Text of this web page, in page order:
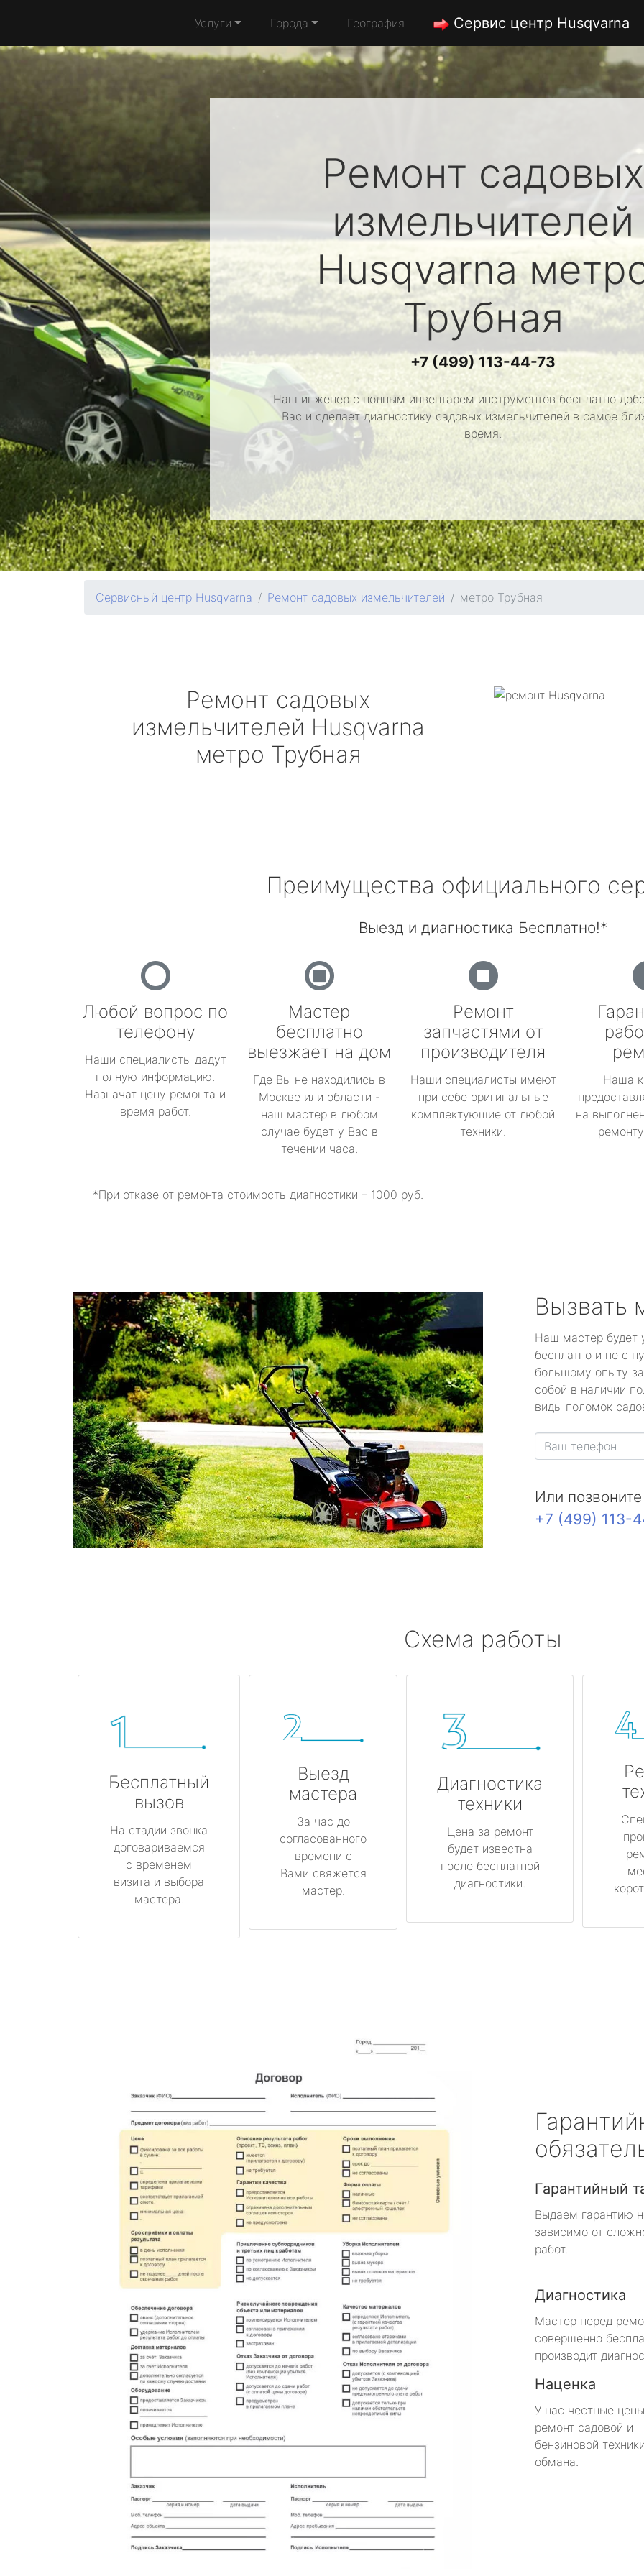
Услуги Города География Сервис центр Husqvarna
Ремонт садовых
измельчителей
Husqvarna
Трубная
+7 (499) 113-44-73
Наш инженер с полным инвентарем инструментов бесплатно
Вас и сделает диагностику садовых измельчителей в самое
время.
Сервисный центр Husqvarna Ремонт садовых измельчителей метро Трубная
Ремонт садовых
измельчителей Husqvarna
метро Трубная
Преимущества официального
Выезд и диагностика Бесплатно!*
Любой вопрос по
телефону
Наши специалисты дадут
полную информацию.
Назначат цену ремонта и
время работ.
Мастер
бесплатно
выезжает на дом
Где Вы не находились в
Москве или области -
наш мастер в любом
случае будет у Вас в
течении часа.
Ремонт
запчастями от
производителя
Наши специалисты имеют
при себе оригинальные
комплектующие от любой
техники.
Наша
на
*При отказе от ремонта стоимость диагностики – 1000 руб.
Вызвать
Наш мастер будет
бесплатно и не с
большому опыту
собой в наличии
виды поломок
Или
+7 (499) 113-
Схема работы
Бесплатный
вызов
На стадии звонка
договариваемся
с временем
визита и выбора
мастера.
Выезд
мастера
За час до
согласованного
времени с
Вами свяжется
мастер.
Диагностика
техники
Цена за ремонт
будет известна
после бесплатной
диагностики.
Гарантийный
Выдаем гарантию
зависимо от
работ.
Диагностика
Мастер перед
совершенно
производит
Наценка
У нас честные
ремонт садовой и
бензиновой
обмана.